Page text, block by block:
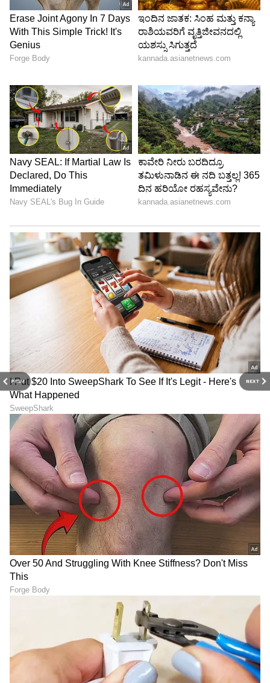
PREV NEXT